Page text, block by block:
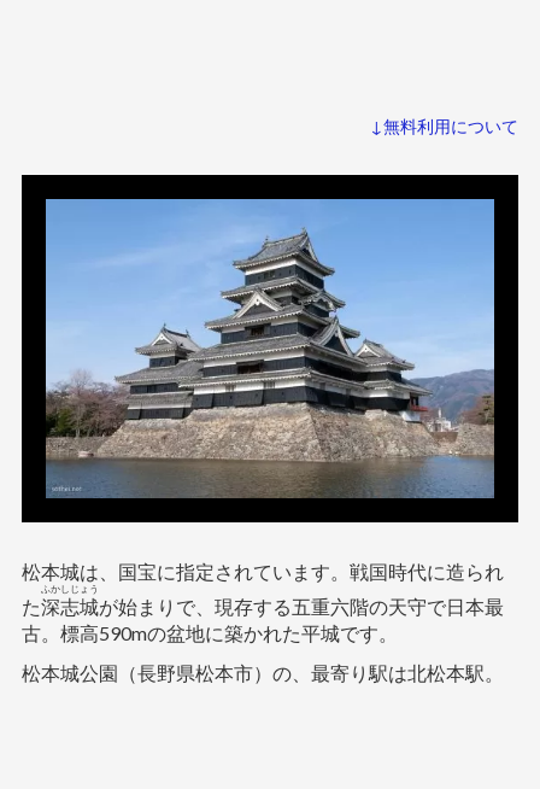
↓無料利用について
松本城は、国宝に指定されています。戦国時代に造られ
た深志城
ふかしじょう
が始まりで、現存する五重六階の天守で日本最
古。標高590mの盆地に築かれた平城です。
松本城公園（長野県松本市）の、最寄り駅は北松本駅。